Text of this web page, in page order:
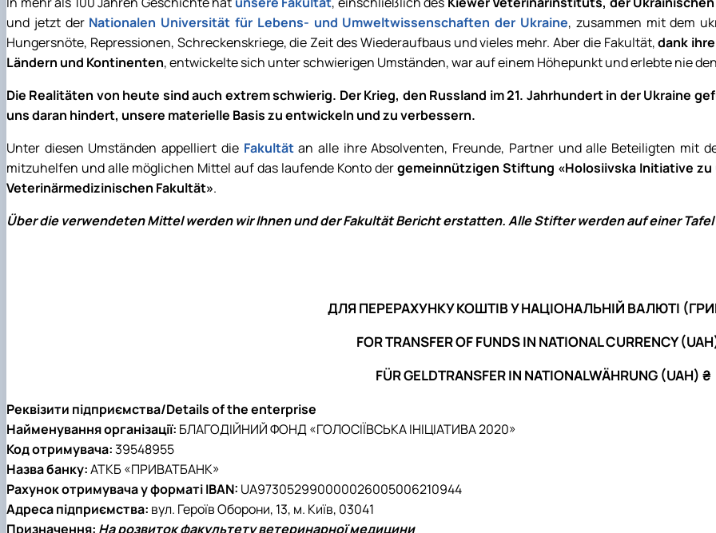
und jetzt der Nationalen Universität für Lebens- und Umweltwissenschaften der Ukraine, zusammen mit dem
Hungersnöte, Repressionen, Schreckenskriege, die Zeit des Wiederaufbaus und vieles mehr. Aber die Fakultät,dank
Ländern und Kontinenten, entwickelte sich unter schwierigen Umständen, war auf einem Höhepunkt und erlebte nie
Die Realitäten von heute sind auch extrem schwierig. Der Krieg, den Russland im 21. Jahrhundert in der Ukraine
uns daran hindert, unsere materielle Basis zu entwickeln und zu verbessern.
Unter diesen Umständen appelliert die Fakultätan alle ihre Absolventen, Freunde, Partner und alle Beteiligten mit
mitzuhelfen und alle möglichen Mittel auf das laufende Konto dergemeinnützigen Stiftung «Holosiivska Initiative zu
Veterinärmedizinischen Fakultät».
Über die verwendeten Mittel werden wir Ihnen und der Fakultät Bericht erstatten. Alle Stifter werden auf einer
ДЛЯ ПЕРЕРАХУНКУ КОШТІВ У НАЦІОНАЛЬНІЙ ВАЛЮТІ
FOR TRANSFER OF FUNDS IN NATIONAL CURRENCY
FÜR GELDTRANSFER IN NATIONALWÄHRUNG (UAH) ₴
Реквізити підприємства/Details of the enterprise
Найменування організації: БЛАГОДІЙНИЙ ФОНД «ГОЛОСІЇВСЬКА ІНІЦІАТИВА 2020»
Код отримувача:39548955
Назва банку:АТКБ «ПРИВАТБАНК»
Рахунок отримувача у форматі IBAN: UA973052990000026005006210944
Адреса підприємства: вул. Героїв Оборони, 13, м. Київ, 03041
Призначення: На розвиток факультету ветеринарної медицини